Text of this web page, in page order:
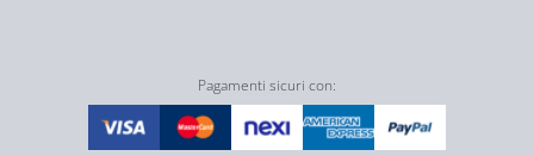
Pagamenti sicuri con: